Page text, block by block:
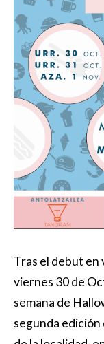
Tras el debut en
viernes 30 de
semana de
segunda edición